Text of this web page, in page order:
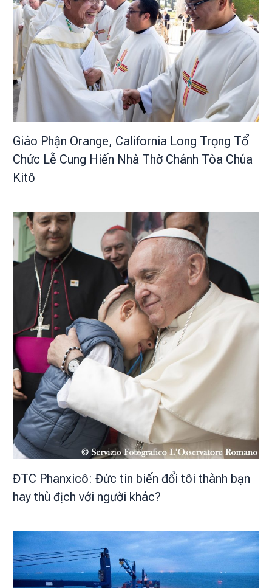
Giáo Phận Orange, California Long Trọng Tổ
Chức Lễ Cung Hiến Nhà Thờ Chánh Tòa Chúa
Kitô
ĐTC Phanxicô: Đức tin biến đổi tôi thành bạn
hay thù địch với người khác?